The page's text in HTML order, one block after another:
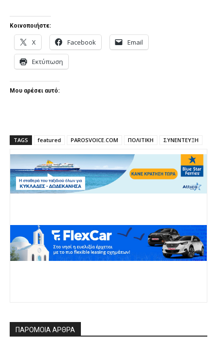
Κοινοποιήστε:
X Facebook Email
Εκτύπωση
Μου αρέσει αυτό:
TAGS featured PAROSVOICE.COM ΠΟΛΙΤΙΚΗ ΣΥΝΕΝΤΕΥΞΗ
ΠΑΡΟΜΟΙΑ ΑΡΘΡΑ